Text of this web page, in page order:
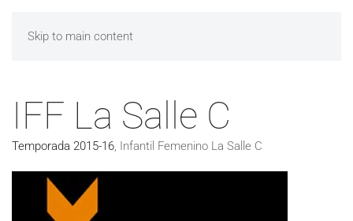
Skip to main content
IFF La Salle C
Temporada 2015-16, Infantil Femenino La Salle C